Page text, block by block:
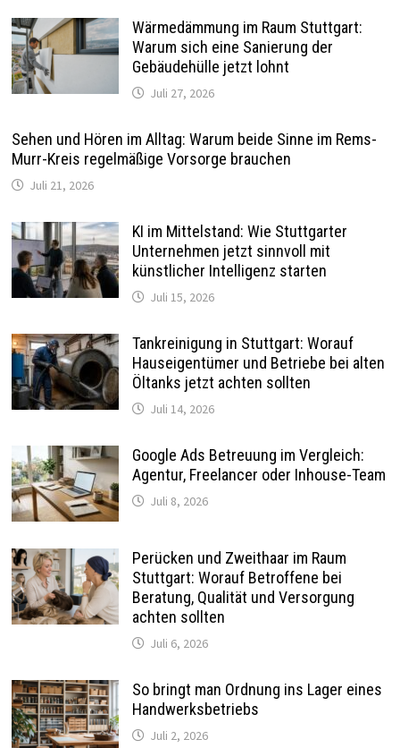
Wärmedämmung im Raum Stuttgart:
Warum sich eine Sanierung der
Gebäudehülle jetzt lohnt
Juli 27, 2026
Sehen und Hören im Alltag: Warum beide Sinne im Rems-
Murr-Kreis regelmäßige Vorsorge brauchen
Juli 21, 2026
KI im Mittelstand: Wie Stuttgarter
Unternehmen jetzt sinnvoll mit
künstlicher Intelligenz starten
Juli 15, 2026
Tankreinigung in Stuttgart: Worauf
Hauseigentümer und Betriebe bei alten
Öltanks jetzt achten sollten
Juli 14, 2026
Google Ads Betreuung im Vergleich:
Agentur, Freelancer oder Inhouse-Team
Juli 8, 2026
Perücken und Zweithaar im Raum
Stuttgart: Worauf Betroffene bei
Beratung, Qualität und Versorgung
achten sollten
Juli 6, 2026
So bringt man Ordnung ins Lager eines
Handwerksbetriebs
Juli 2, 2026